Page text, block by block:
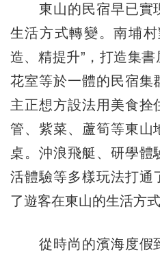
東山的民宿早已實
生活方式轉變。南埔
造、精提升”，打造集
花室等於一體的民宿集
主正想方設法用美食拴
管、紫菜、蘆筍等東山
桌。沖浪飛艇、研學體
活體驗等多樣玩法打通
了遊客在東山的生活方式
從時尚的濱海度假到